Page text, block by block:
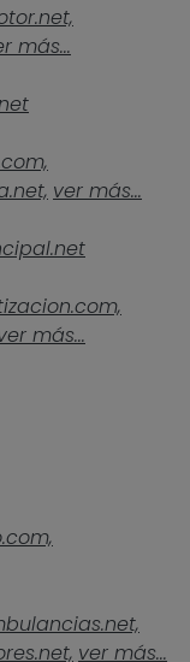
más...
ver más...
más...
ver más...